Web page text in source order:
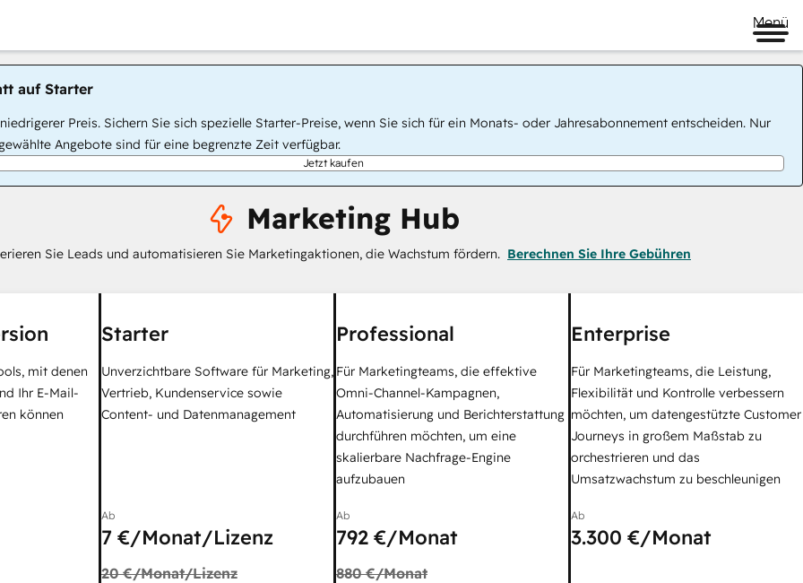
Menü
auf Starter
Preis. Sichern Sie sich spezielle Starter-Preise, wenn Sie sich für ein Monats- oder Jahresabonnement entscheiden. Nur
Angebote sind für eine begrenzte Zeit verfügbar.
Jetzt kaufen
Marketing Hub
Sie Leads und automatisieren Sie Marketingaktionen, die Wachstum fördern. Berechnen Sie Ihre Gebühren
mit denen
Ihr E-Mail-
können
Starter
Unverzichtbare Software für Marketing,
Vertrieb, Kundenservice sowie
Content- und Datenmanagement
Ab
7 €/Monat/Lizenz
20 €/Monat/Lizenz
Professional
Für Marketingteams, die effektive
Omni-Channel-Kampagnen,
Automatisierung und Berichterstattung
durchführen möchten, um eine
skalierbare Nachfrage-Engine
aufzubauen
Ab
792 €/Monat
880 €/Monat
Enterprise
Für Marketingteams, die Leistung,
Flexibilität und Kontrolle verbessern
möchten, um datengestützte Customer
Journeys in großem Maßstab zu
orchestrieren und das
Umsatzwachstum zu beschleunigen
Ab
3.300 €/Monat